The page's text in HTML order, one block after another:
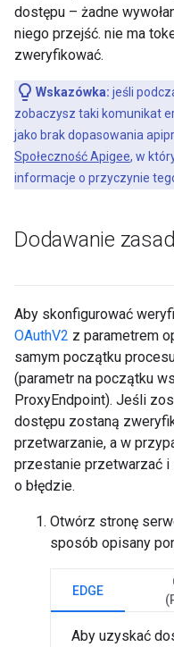
dostępu – żadne
niego przejść. nie ma
zweryfikować.
Wskazówka: jeśli
zobaczysz taki komunikat
jako brak dopasowania
Społeczność Apigee, w
informacje o przyczynie
Dodawanie
Aby skonfigurować
OAuthV2 z parametrem
samym początku
(parametr na początku
ProxyEndpoint). Jeśli
dostępu zostaną
przetwarzanie, a w
przestanie przetwarzać
o błędzie.
Otwórz stronę
sposób opisany
EDGE
Aby uzyskać